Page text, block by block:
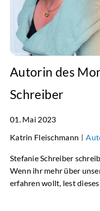
Autorin des
Schreiber
01. Mai 2023
Katrin Fleischmann
Stefanie Schreiber
Wenn ihr mehr über
erfahren wollt, lest